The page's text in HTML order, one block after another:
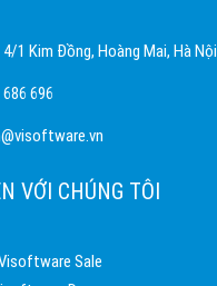
1 Kim Đồng, Hoàng Mai, Hà Nội
696
VỚI CHÚNG TÔI
Sale